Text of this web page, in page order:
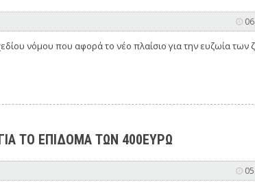
νόμου που αφορά το νέο πλαίσιο για την ευζωία των
ΤΟ ΕΠΙΔΟΜΑ ΤΩΝ 400ΕΥΡΩ